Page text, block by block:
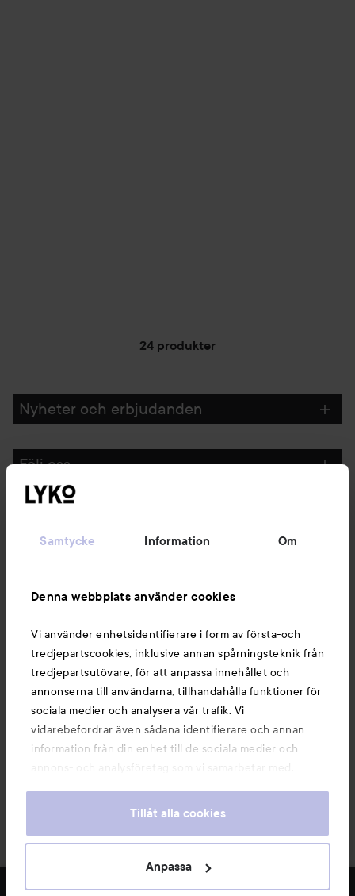
Samtycke Information Om
Denna webbplats använder cookies
Vi använder enhetsidentifierare i form av första-och
tredjepartscookies, inklusive annan spårningsteknik från
tredjepartsutövare, för att anpassa innehållet och
annonserna till användarna, tillhandahålla funktioner för
sociala medier och analysera vår trafik. Vi
vidarebefordrar även sådana identifierare och annan
information från din enhet till de sociala medier och
annons- och analysföretag som vi samarbetar med.
information som du har tillhandahållit eller som de har
våra cookies vid fortsatt användande av vår webbplats.
För information om hur du kan ändra inställningarna för
Tillåt alla cookies
Anpassa
24 produkter
FILTRERA MEST SÅLDA
Nyheter och erbjudanden
Följ oss
Du kanske också gillar